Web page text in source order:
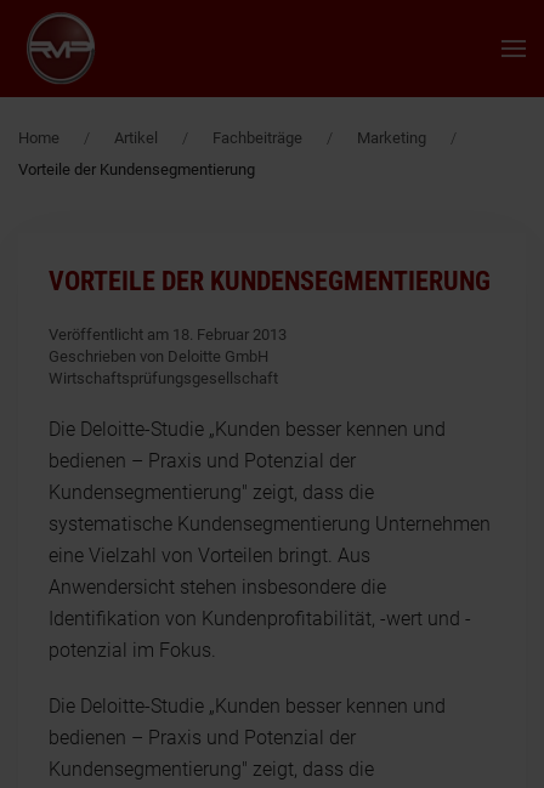
Zum Hauptinhalt springen
Home Artikel Fachbeiträge
Marketing
Vorteile der Kundensegmentierung
VORTEILE DER KUNDENSEGMENTIERUNG
Veröffentlicht am 18. Februar 2013
Geschrieben von Deloitte GmbH
Wirtschaftsprüfungsgesellschaft
Die Deloitte-Studie „Kunden besser kennen und
bedienen – Praxis und Potenzial der
Kundensegmentierung" zeigt, dass die
systematische Kundensegmentierung Unternehmen
eine Vielzahl von Vorteilen bringt. Aus
Anwendersicht stehen insbesondere die
Identifikation von Kundenprofitabilität, -wert und -
potenzial im Fokus.
Die Deloitte-Studie „Kunden besser kennen und
bedienen – Praxis und Potenzial der
Kundensegmentierung" zeigt, dass die